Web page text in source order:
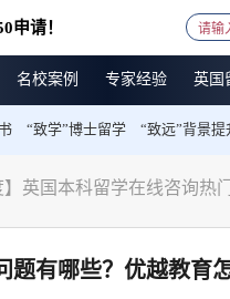
申请！
名校案例 专家经验 英国
“致学”博士留学 “致远”背景提
】英国本科留学在线咨询热
题有哪些？优越教育